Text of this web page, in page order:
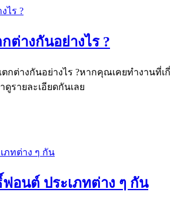
ต่างกันอย่างไร ?
กต่างกันอย่างไร ?หากคุณเคยทำงานที่เ
รายละเอียดกันเลย
อนต์ ประเภทต่าง ๆ กัน